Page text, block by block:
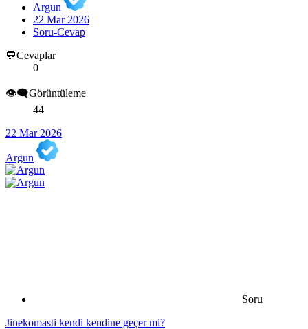
Argun
22 Mar 2026
Soru-Cevap
💬Cevaplar
0
👁️‍🗨️Görüntüleme
44
22 Mar 2026
Argun
Soru
Jinekomasti kendi kendine geçer mi?